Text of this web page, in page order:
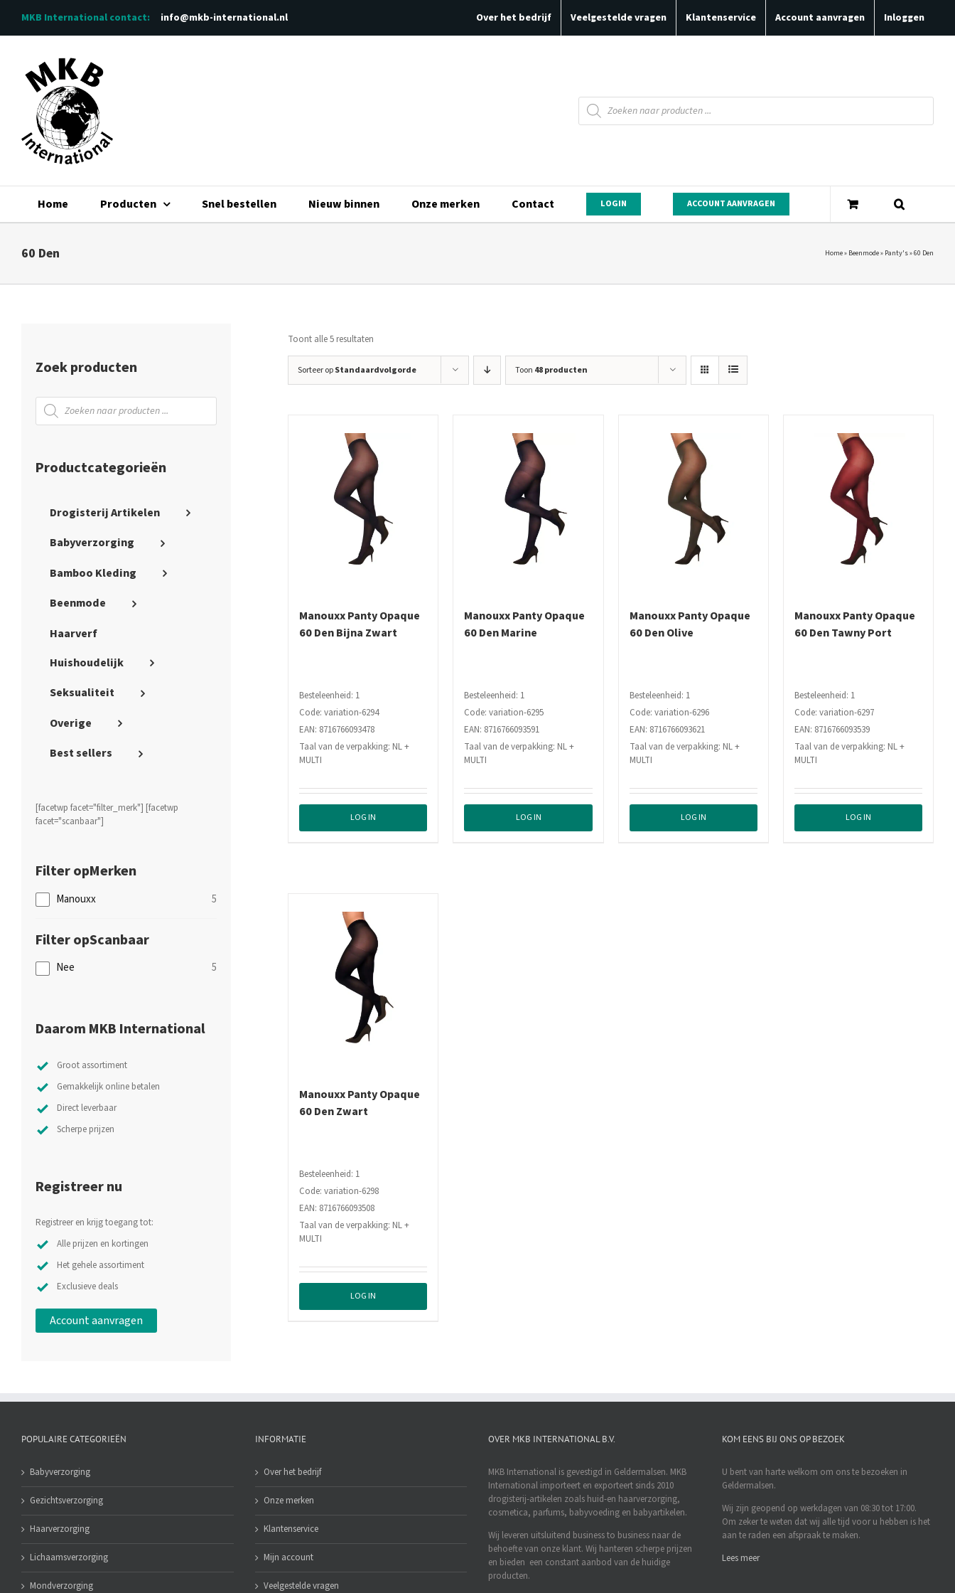
inhoud
MKB International contact: info@mkb-international.nl Over het bedrijf Veelgestelde vragen Klantenservice Account aanvragen Inloggen
Producten
zoeken
Home Producten Snel bestellen Nieuw binnen Onze merken Contact LOGIN ACCOUNT AANVRAGEN
60 Den Home» Beenmode» Panty's»60 Den
Toont alle 5 resultaten
Sorteer opStandaardvolgorde Toon 48 producten
Manouxx Panty Opaque
60 Den Bijna Zwart
Besteleenheid: 1
Code: variation-6294
EAN: 8716766093478
Taal van de verpakking: NL +
MULTI
LOG IN
Manouxx Panty Opaque
60 Den Marine
Besteleenheid: 1
Code: variation-6295
EAN: 8716766093591
Taal van de verpakking: NL +
MULTI
LOG IN
Manouxx Panty Opaque
60 Den Olive
Besteleenheid: 1
Code: variation-6296
EAN: 8716766093621
Taal van de verpakking: NL +
MULTI
LOG IN
Manouxx Panty Opaque
60 Den Tawny Port
Besteleenheid: 1
Code: variation-6297
EAN: 8716766093539
Taal van de verpakking: NL +
MULTI
LOG IN
Manouxx Panty Opaque
60 Den Zwart
Besteleenheid: 1
Code: variation-6298
EAN: 8716766093508
Taal van de verpakking: NL +
MULTI
LOG IN
Zoek producten
Producten
zoeken
Productcategorieën
Drogisterij Artikelen
Babyverzorging
Bamboo Kleding
Beenmode
Haarverf
Huishoudelijk
Seksualiteit
Overige
Best sellers
[facetwp facet="filter_merk"] [facetwp
facet="scanbaar"]
Merken
Manouxx 5
Scanbaar
Nee 5
Daarom MKB International
Groot assortiment
Gemakkelijk online betalen
Direct leverbaar
Scherpe prijzen
Registreer nu
Registreer en krijg toegang tot:
Alle prijzen en kortingen
Het gehele assortiment
Exclusieve deals
Account aanvragen
POPULAIRE CATEGORIEËN
Babyverzorging
Gezichtsverzorging
Haarverzorging
Lichaamsverzorging
Mondverzorging
INFORMATIE
Over het bedrijf
Onze merken
Klantenservice
Mijn account
Veelgestelde vragen
OVER MKB INTERNATIONAL B.V.
MKB International is gevestigd in Geldermalsen. MKB
International importeert en exporteert sinds 2010
drogisterij-artikelen zoals huid-en haarverzorging,
cosmetica, parfums, babyvoeding en babyartikelen.
Wij leveren uitsluitend business to business naar de
behoefte van onze klant. Wij hanteren scherpe prijzen
en bieden een constant aanbod van de huidige
producten.
KOM EENS BIJ ONS OP BEZOEK
U bent van harte welkom om ons te bezoeken in
Geldermalsen.
Wij zijn geopend op werkdagen van 08:30 tot 17:00.
Om zeker te weten dat wij alle tijd voor u hebben is het
aan te raden een afspraak te maken.
Lees meer